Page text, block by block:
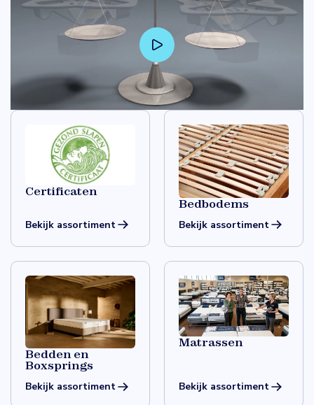
Certificaten
Bekijk assortiment
Bedbodems
Bekijk assortiment
Bedden en
Boxsprings
Bekijk assortiment
Matrassen
Bekijk assortiment